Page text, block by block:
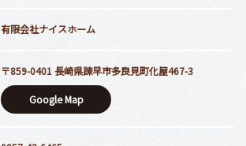
有限会社ナイスホーム
〒859-0401 長崎県諫早市多良見町化屋467-3
Google Map